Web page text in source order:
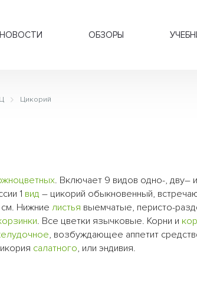
НОВОСТИ ОБЗОРЫ
Ц Цикорий
. Включает 9 видов одно-, дву–
1 вид – цикорий обыкновенный,
Нижние листья выемчатые, перисто-
. Все цветки язычковые. Корни и
, возбуждающее аппетит
салатного, или эндивия.